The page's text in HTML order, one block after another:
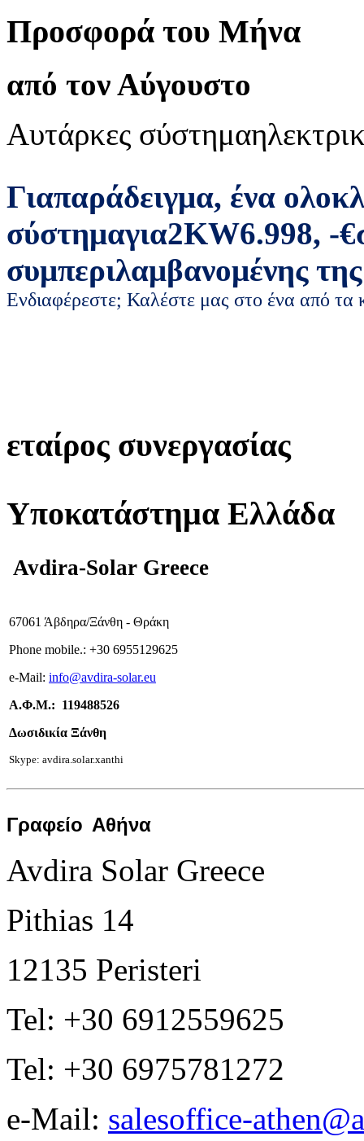
Προσφορά του Μήνα
από τον Αύγουστο
Αυτάρκες σύστημα
Γιαπαράδειγμα, ένα
σύστημαγια2KW6.998, -€
συμπεριλαμβανομένης
Ενδιαφέρεστε; Καλέστε μας στο ένα από τα
εταίρος συνεργασίας
Υποκατάστημα Ελλάδα
Avdira-Solar Greece
67061 Άβδηρα/Ξάνθη - Θράκη
Phone mobile.: +30 6955129625
e-Mail: info@avdira-solar.eu
Α.Φ.Μ.: 119488526
Δωσιδικία Ξάνθη
Skype: avdira.solar.xanthi
Γραφείο Αθήνα
Avdira Solar Greece
Pithias 14
12135 Peristeri
Tel: +30 6912559625
Tel: +30 6975781272
e-Mail: salesoffice-